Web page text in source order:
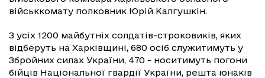
військкомату полковник Юрій Калгушкін.
З усіх 1200 майбутніх солдатів-строковиків, яких
відберуть на Харківщині, 680 осіб служитимуть у
Збройних силах України, 470 - носитимуть погони
бійців Національної гвардії України, решта юнаків